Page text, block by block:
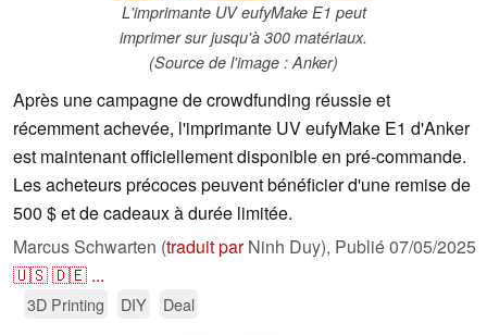
L'imprimante UV eufyMake E1 peut
imprimer sur jusqu'à 300 matériaux.
(Source de l'image : Anker)
Après une campagne de crowdfunding réussie et
récemment achevée, l'imprimante UV eufyMake E1 d'Anker
est maintenant officiellement disponible en pré-commande.
Les acheteurs précoces peuvent bénéficier d'une remise de
500 $ et de cadeaux à durée limitée.
Marcus Schwarten (traduit parNinh Duy), Publié07/05/2025
🇺🇸🇩🇪 ...
3D Printing DIY Deal